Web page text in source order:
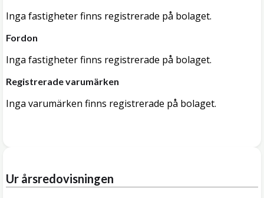
Inga fastigheter finns registrerade på bolaget.
Fordon
Inga fastigheter finns registrerade på bolaget.
Registrerade varumärken
Inga varumärken finns registrerade på bolaget.
Ur årsredovisningen